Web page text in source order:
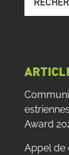
sur
Award
Appel de